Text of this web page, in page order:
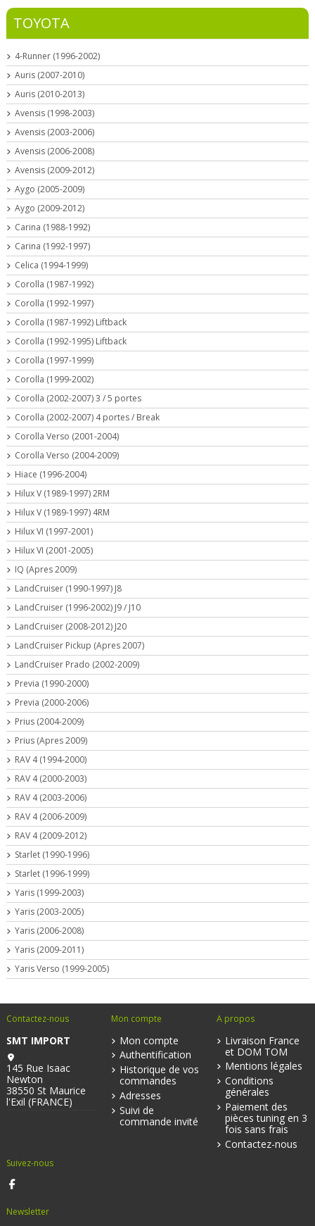
TOYOTA
4-Runner (1996-2002)
Auris (2007-2010)
Auris (2010-2013)
Avensis (1998-2003)
Avensis (2003-2006)
Avensis (2006-2008)
Avensis (2009-2012)
Aygo (2005-2009)
Aygo (2009-2012)
Carina (1988-1992)
Carina (1992-1997)
Celica (1994-1999)
Corolla (1987-1992)
Corolla (1992-1997)
Corolla (1987-1992) Liftback
Corolla (1992-1995) Liftback
Corolla (1997-1999)
Corolla (1999-2002)
Corolla (2002-2007) 3 / 5 portes
Corolla (2002-2007) 4 portes / Break
Corolla Verso (2001-2004)
Corolla Verso (2004-2009)
Hiace (1996-2004)
Hilux V (1989-1997) 2RM
Hilux V (1989-1997) 4RM
Hilux VI (1997-2001)
Hilux VI (2001-2005)
IQ (Apres 2009)
LandCruiser (1990-1997) J8
LandCruiser (1996-2002) J9 / J10
LandCruiser (2008-2012) J20
LandCruiser Pickup (Apres 2007)
LandCruiser Prado (2002-2009)
Previa (1990-2000)
Previa (2000-2006)
Prius (2004-2009)
Prius (Apres 2009)
RAV 4 (1994-2000)
RAV 4 (2000-2003)
RAV 4 (2003-2006)
RAV 4 (2006-2009)
RAV 4 (2009-2012)
Starlet (1990-1996)
Starlet (1996-1999)
Yaris (1999-2003)
Yaris (2003-2005)
Yaris (2006-2008)
Yaris (2009-2011)
Yaris Verso (1999-2005)
Contactez-nous
SMT IMPORT
145 Rue Isaac
Newton
38550 St Maurice
l'Exil (FRANCE)
Mon compte
Mon compte
Authentification
Historique de vos
commandes
Adresses
Suivi de
commande invité
A propos
Livraison France
et DOM TOM
Mentions légales
Conditions
générales
Paiement des
pièces tuning en 3
fois sans frais
Contactez-nous
Suivez-nous
Newsletter